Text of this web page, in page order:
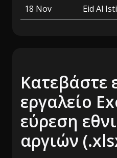
18 Nov
Eid Al
Κατεβάστε
εργαλείο
εύρεση
αργιών